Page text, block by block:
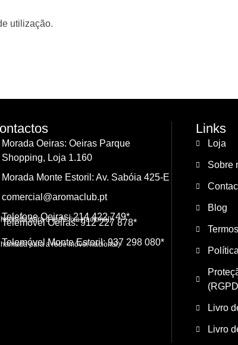
utilização.
Morada Oeiras: Oeiras Parque
Shopping, Loja 1.160
Morada Monte Estoril: Av. Sabóia 425-E
comercial@aromaclub.pt
Telefone Oeiras: 214 422 749*
para a rede fixa nacional)
Telemóvel Oeiras: 912 227 878*
Telemóvel Monte Estoril: 937 298 080*
para a rede móvel nacional)
Links
Loja
Sobre
Blog
Livro
Livro